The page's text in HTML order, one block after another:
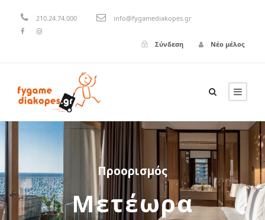
210.24.74.000 info@fygamediakopes.gr
Σύνδεση Νέο μέλος
Προορισμός
Μετέωρα